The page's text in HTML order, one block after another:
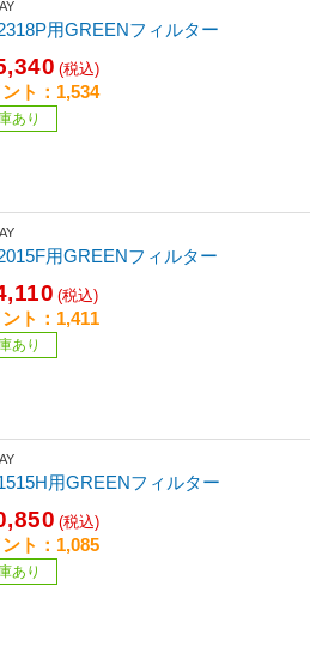
用GREENフィルター
(税込)
ト：1,534
あり
用GREENフィルター
(税込)
ト：1,411
あり
用GREENフィルター
(税込)
ト：1,085
あり